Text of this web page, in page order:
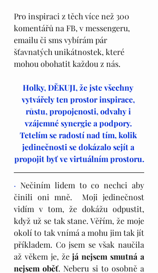
Pro inspiraci z těch více než 300
komentářů na FB, v messengeru,
emailu či sms vybírám pár
šťavnatých unikátnostek, které
mohou obohatit každou z nás.
Holky, DĚKUJI, že jste všechny
vytvářely ten prostor inspirace,
růstu, propojenosti, odvahy i
vzájemné synergie a podpory.
Tetelím se radostí nad tím, kolik
jedinečnosti se dokázalo sejít a
propojit byť ve virtuálním prostoru.
· Nečiním lidem to co nechci aby
činili oni mně.  Moji jedinečnost
vidím v tom, že dokážu odpustit,
když už se tak stane. Věřím, že moje
okolí to tak vnímá a mohu jim tak jít
příkladem. Co jsem se však naučila
až věkem je, že já nejsem smutná a
nejsem oběť. Neberu si to osobně a